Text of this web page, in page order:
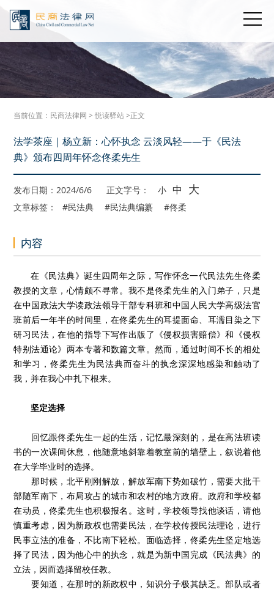
当前位置： 民商法律网 >悦读驿站>正文
法学茶座｜杨立新：心怀执念 云淡风轻——于《民法
典》颁布四周年怀念佟柔先生
发布日期：2024/6/6 正文字号： 小 中 大
文章标签： #民法典 #民法典编纂 #佟柔
内容
在《民法典》诞生四周年之际，写作怀念一代民法先生佟柔
教授的文章，心情颇不寻常。我不是佟柔先生的入门弟子，只是
在中国政法大学读政法领导干部专科班和中国人民大学高级法官
班前后一年半的时间里，在佟柔先生的耳提面命、耳濡目染之下
研习民法，在他的指导下写作出版了《侵权损害赔偿》和《侵权
特别法通论》两本专著和数篇文章。然而，通过时间不长的相处
和学习，佟柔先生为民法典而奋斗的执念深深地感染和触动了
我，并在我心中扎下根来。
坚定选择
回忆跟佟柔先生一起的生活，记忆最深刻的，是在高法班读
书的一次课间休息，他随意地斜靠着教室前的墙壁上，叙说着他
在大学毕业时的选择。
那时候，北平刚刚解放，解放军南下势如破竹，需要大批干
部随军南下，布局攻占的城市和农村的地方政府。政府和学校都
在动员，佟柔先生也积极报名。这时，学校领导找他谈话，请他
慎重考虑，因为新政权也需要民法，在学校传授民法理论，进行
民事立法的准备，不比南下轻松。面临选择，佟柔先生坚定地选
择了民法，因为他心中的执念，就是为新中国完成《民法典》的
立法，因而选择留校任教。
要知道，在那时的新政权中，知识分子极其缺乏。部队或者